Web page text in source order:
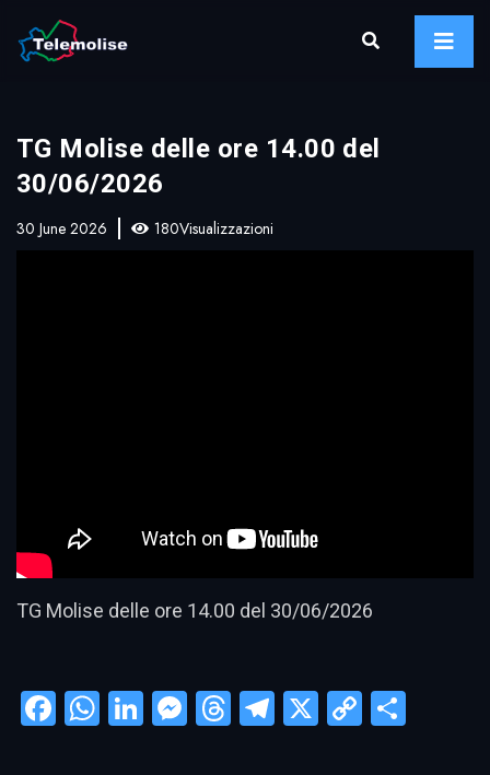
TG Molise delle ore 14.00 del
30/06/2026
30 June 2026 180Visualizzazioni
TG Molise delle ore 14.00 del 30/06/2026
Facebook
WhatsApp
LinkedIn
Messenger
Threads
Telegram
X
Copy